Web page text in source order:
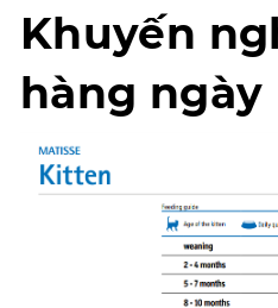
Khuyến
hàng ngày